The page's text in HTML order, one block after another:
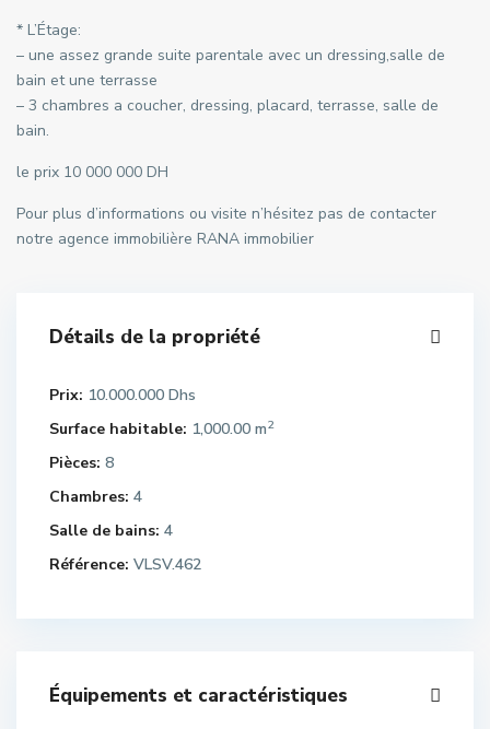
* L’Étage:
– une assez grande suite parentale avec un dressing,salle de
bain et une terrasse
– 3 chambres a coucher, dressing, placard, terrasse, salle de
bain.
le prix 10 000 000 DH
Pour plus d’informations ou visite n’hésitez pas de contacter
notre agence immobilière RANA immobilier
Détails de la propriété
Prix: 10.000.000 Dhs
Surface habitable: 1,000.00 m2
Pièces: 8
Chambres: 4
Salle de bains: 4
Référence: VLSV.462
Équipements et caractéristiques